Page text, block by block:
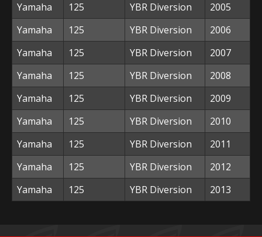
Yamaha
125 YBR Diversion
2005
Yamaha
125 YBR Diversion
2006
Yamaha
125 YBR Diversion
2007
Yamaha
125 YBR Diversion
2008
Yamaha
125 YBR Diversion
2009
Yamaha
125 YBR Diversion
2010
Yamaha
125 YBR Diversion
2011
Yamaha
125 YBR Diversion
2012
Yamaha
125 YBR Diversion 2013